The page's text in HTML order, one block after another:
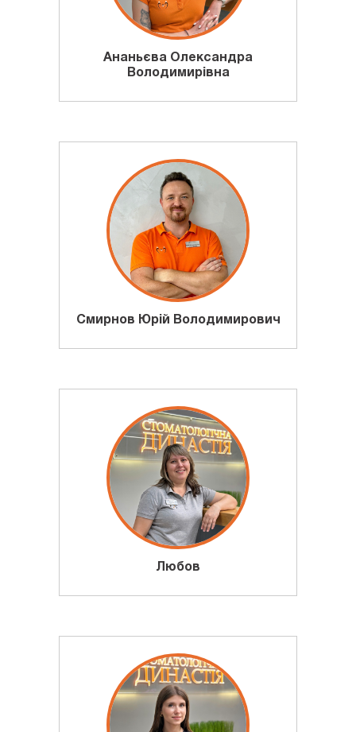
Ананьєва Олександра
Володимирівна
Смирнов Юрій Володимирович
Любов